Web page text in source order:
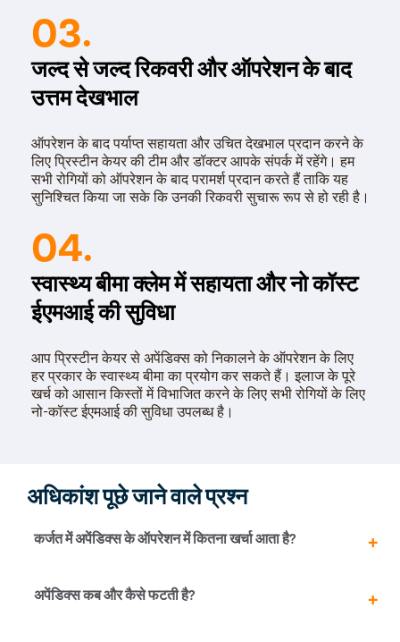
03.
जल्द से जल्द रिकवरी और ऑपरेशन के बाद
उत्तम देखभाल
ऑपरेशन के बाद पर्याप्त सहायता और उचित देखभाल प्रदान करने के
लिए प्रिस्टीन केयर की टीम और डॉक्टर आपके संपर्क में रहेंगे। हम
सभी रोगियों को ऑपरेशन के बाद परामर्श प्रदान करते हैं ताकि यह
सुनिश्चित किया जा सके कि उनकी रिकवरी सुचारू रूप से हो रही है।
04.
स्वास्थ्य बीमा क्लेम में सहायता और नो कॉस्ट
ईएमआई की सुविधा
आप प्रिस्टीन केयर से अपेंडिक्स को निकालने के ऑपरेशन के लिए
हर प्रकार के स्वास्थ्य बीमा का प्रयोग कर सकते हैं। इलाज के पूरे
खर्च को आसान किस्तों में विभाजित करने के लिए सभी रोगियों के लिए
नो-कॉस्ट ईएमआई की सुविधा उपलब्ध है।
अधिकांश पूछे जाने वाले प्रश्न
कर्जत में अपेंडिक्स के ऑपरेशन में कितना खर्चा आता है?
कर्जत में अपेंडिक्स के ऑपरेशन में ₹ 45,000 से ₹ 55,000 लग
सकते हैं। हालांकि, रोग की गंभीरता, क्लीनिक का लोकेशन, डॉक्टर का
अपेंडिक्स कब और कैसे फटती है?